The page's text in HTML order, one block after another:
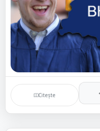
Citește